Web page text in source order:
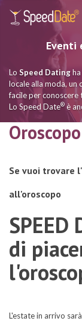
Eventi
Lo Speed Dating
locale alla moda, un
facile per conoscere
Lo Speed Date® è
Se vuoi trovare
all'oroscopo
SPEED
di
L'estate in arrivo